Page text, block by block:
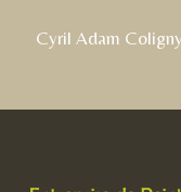
principal
Cyril Adam